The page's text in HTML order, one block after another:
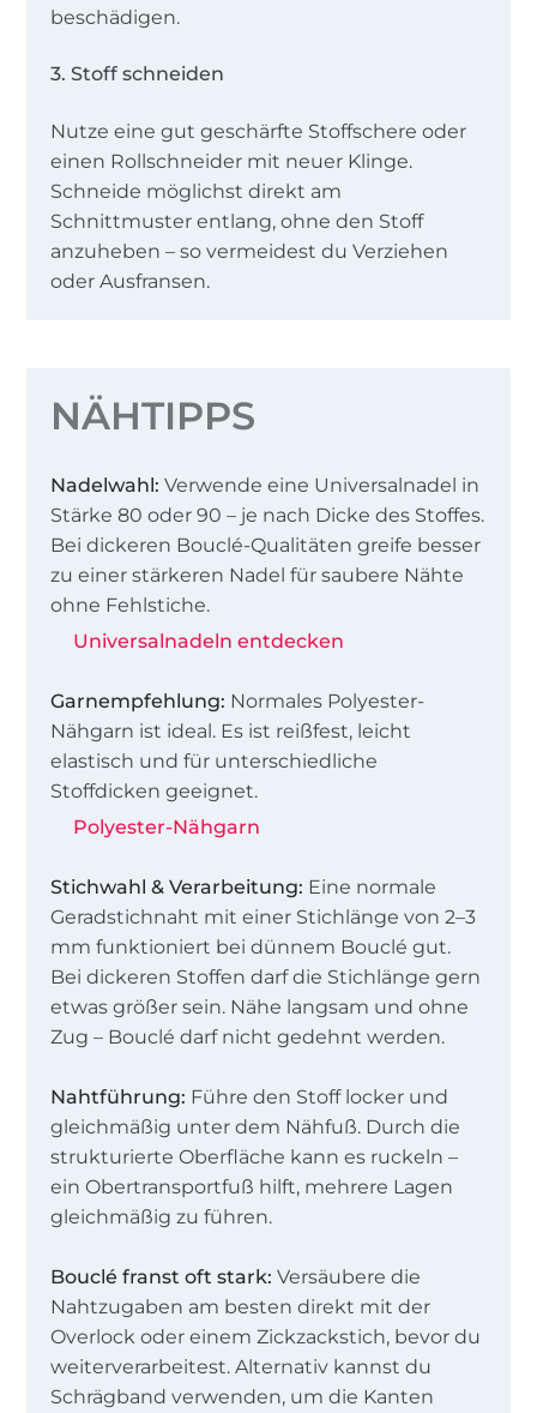
beschädigen.
3. Stoff schneiden
Nutze eine gut geschärfte Stoffschere oder
einen Rollschneider mit neuer Klinge.
Schneide möglichst direkt am
Schnittmuster entlang, ohne den Stoff
anzuheben – so vermeidest du Verziehen
oder Ausfransen.
NÄHTIPPS
Nadelwahl: Verwende eine Universalnadel in
Stärke 80 oder 90 – je nach Dicke des Stoffes.
Bei dickeren Bouclé-Qualitäten greife besser
zu einer stärkeren Nadel für saubere Nähte
ohne Fehlstiche.
Universalnadeln entdecken
Garnempfehlung: Normales Polyester-
Nähgarn ist ideal. Es ist reißfest, leicht
elastisch und für unterschiedliche
Stoffdicken geeignet.
Polyester-Nähgarn
Stichwahl & Verarbeitung: Eine normale
Geradstichnaht mit einer Stichlänge von 2–3
mm funktioniert bei dünnem Bouclé gut.
Bei dickeren Stoffen darf die Stichlänge gern
etwas größer sein. Nähe langsam und ohne
Zug – Bouclé darf nicht gedehnt werden.
Nahtführung: Führe den Stoff locker und
gleichmäßig unter dem Nähfuß. Durch die
strukturierte Oberfläche kann es ruckeln –
ein Obertransportfuß hilft, mehrere Lagen
gleichmäßig zu führen.
Bouclé franst oft stark: Versäubere die
Nahtzugaben am besten direkt mit der
Overlock oder einem Zickzackstich, bevor du
weiterverarbeitest. Alternativ kannst du
Schrägband verwenden, um die Kanten